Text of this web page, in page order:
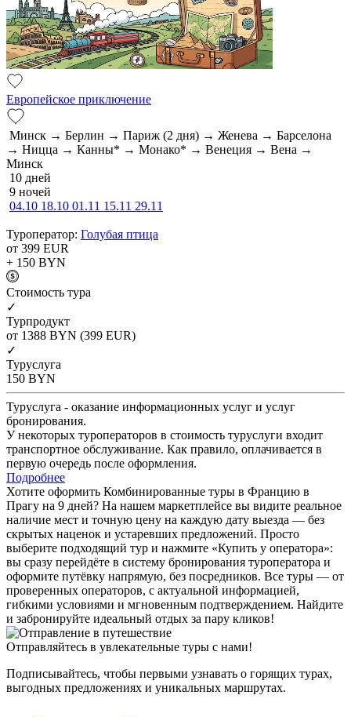
Европейское приключение
Минск → Берлин → Париж (2 дня) → Женева → Барселона
→ Ницца → Канны* → Монако* → Венеция → Вена →
Минск
10 дней
9 ночей
04.10 18.10 01.11 15.11 29.11
Туроператор: Голубая птица
от 399 EUR
+ 150 BYN
Cтоимость тура
✓
Турпродукт
от 1388 BYN (399 EUR)
✓
Туруслуга
150 BYN
Туруслуга - оказание информационных услуг и услуг
бронирования.
У некоторых туроператоров в стоимость туруслуги входит
транспортное обслуживание. Как правило, оплачивается в
первую очередь после оформления.
Подробнее
Хотите оформить Комбинированные туры в Францию в
Прагу на 9 дней? На нашем маркетплейсе вы видите реальное
наличие мест и точную цену на каждую дату выезда — без
скрытых наценок и устаревших предложений. Просто
выберите подходящий тур и нажмите «Купить у оператора»:
вы сразу перейдёте в систему бронирования туроператора и
оформите путёвку напрямую, без посредников. Все туры — от
проверенных операторов, с актуальной информацией,
гибкими условиями и мгновенным подтверждением. Найдите
и забронируйте идеальный отдых за пару кликов!
Отправляйтесь в увлекательные туры с нами!
Подписывайтесь, чтобы первыми узнавать о горящих турах,
выгодных предложениях и уникальных маршрутах.